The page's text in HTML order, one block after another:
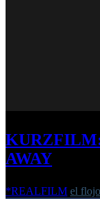
AWAY
*REALFILM el flojo